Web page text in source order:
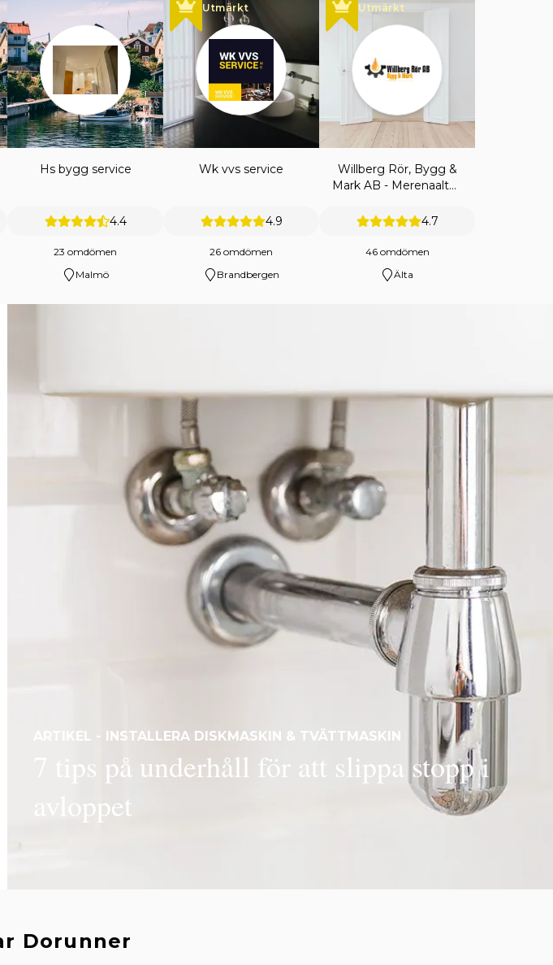
Hs bygg service
4.4
23 omdömen
Malmö
Utmärkt
Wk vvs service
4.9
26 omdömen
Brandbergen
Utmärkt
Willberg Rör, Bygg &
Mark AB - Merenaaltos
4.7
46 omdömen
Älta
ARTIKEL - INSTALLERA DISKMASKIN & TVÄTTMASKIN
7 tips på underhåll för att slippa stopp i
avloppet
Dorunner